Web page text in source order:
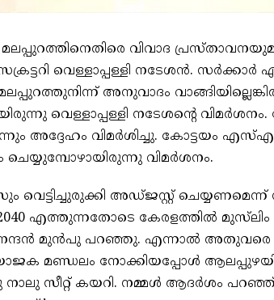
മലപ്പുറത്തിനെതിരെ വിവാദ
വെള്ളാപ്പള്ളി നടേശൻ. സർക്കാർ
അനുവാദം
വെള്ളാപ്പള്ളി നടേശന്റെ
അദ്ദേഹം വിമർശിച്ചു. കോട്ടയം
ചെയ്യുമ്പോഴായിരുന്നു വിമർശനം.
വെട്ടിച്ചുരുക്കി അഡ്ജസ്റ്റ്
എത്തുന്നതോടെ കേരളത്തിൽ മുസ്‌ലിം
മുൻപു പറഞ്ഞു. എന്നാൽ അതുവരെ
മണ്ഡലം നോക്കിയപ്പോൾ
സീറ്റ് കയറി. നമ്മൾ ആദർശം